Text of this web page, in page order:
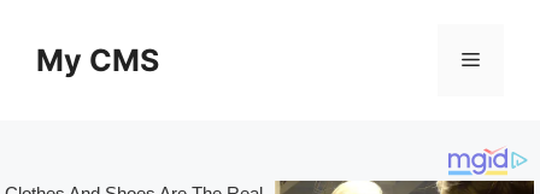
contentMy CMS Menu